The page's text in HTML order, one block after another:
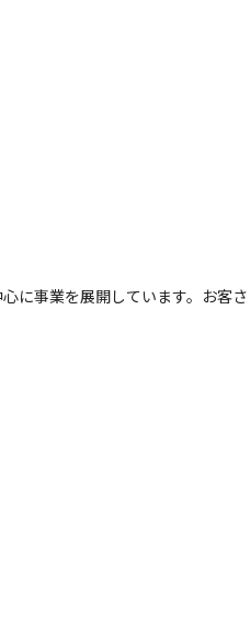
に事業を展開しています。お客